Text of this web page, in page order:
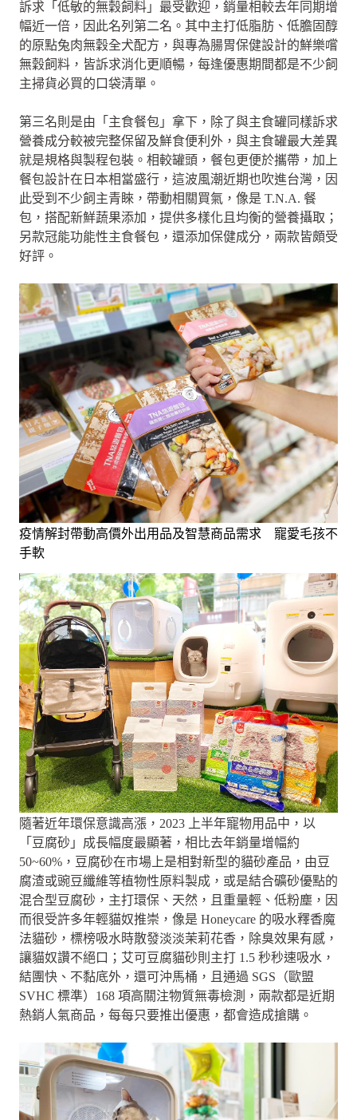
訴求「低敏的無穀飼料」最受歡迎，銷量相較去年同期增
幅近一倍，因此名列第二名。其中主打低脂肪、低膽固醇
的原點兔肉無穀全犬配方，與專為腸胃保健設計的鮮樂嚐
無穀飼料，皆訴求消化更順暢，每逢優惠期間都是不少飼
主掃貨必買的口袋清單。
第三名則是由「主食餐包」拿下，除了與主食罐同樣訴求
營養成分較被完整保留及鮮食便利外，與主食罐最大差異
就是規格與製程包裝。相較罐頭，餐包更便於攜帶，加上
餐包設計在日本相當盛行，這波風潮近期也吹進台灣，因
此受到不少飼主青睞，帶動相關買氣，像是 T.N.A. 餐
包，搭配新鮮蔬果添加，提供多樣化且均衡的營養攝取；
另款冠能功能性主食餐包，還添加保健成分，兩款皆頗受
好評。
疫情解封帶動高價外出用品及智慧商品需求 寵愛毛孩不
手軟
隨著近年環保意識高漲，2023 上半年寵物用品中，以
「豆腐砂」成長幅度最顯著，相比去年銷量增幅約
50~60%，豆腐砂在市場上是相對新型的貓砂產品，由豆
腐渣或豌豆纖維等植物性原料製成，或是結合礦砂優點的
混合型豆腐砂，主打環保、天然，且重量輕、低粉塵，因
而很受許多年輕貓奴推崇，像是 Honeycare 的吸水釋香魔
法貓砂，標榜吸水時散發淡淡茉莉花香，除臭效果有感，
讓貓奴讚不絕口；艾可豆腐貓砂則主打 1.5 秒秒速吸水，
結團快、不黏底外，還可沖馬桶，且通過 SGS（歐盟
SVHC 標準）168 項高關注物質無毒檢測，兩款都是近期
熱銷人氣商品，每每只要推出優惠，都會造成搶購。